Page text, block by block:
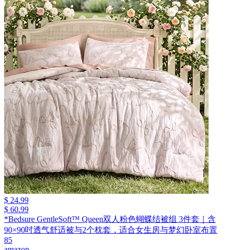
$ 24.99
$ 60.99
*Bedsure GentleSoft™ Queen双人粉色蝴蝶结被组 3件套｜含
90×90吋透气舒适被与2个枕套，适合女生房与梦幻卧室布置
85